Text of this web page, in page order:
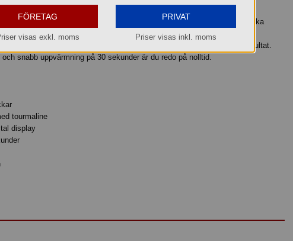
snabbt!
får du en smart 2-i-1 styler som gör det enkelt att både platta och locka
dig att skapa vågor och lockar – även om du är nybörjare.
med tourmaline ger ett jämnt glid och minskar friss för ett glansigt resultat.
snabb uppvärmning på 30 sekunder är du redo på nolltid.
tourmaline
display
FÖRETAG
visas exkl. moms
PRIVAT
Priser visas inkl. moms